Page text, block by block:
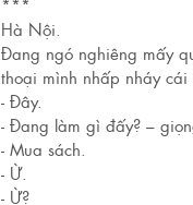
Hà Nội.
Đang ngó nghiêng mấy
thoại mình nhấp nháy cái
- Đây.
- Đang làm gì đấy? –
- Mua sách.
- Ừ.
- Ừ?